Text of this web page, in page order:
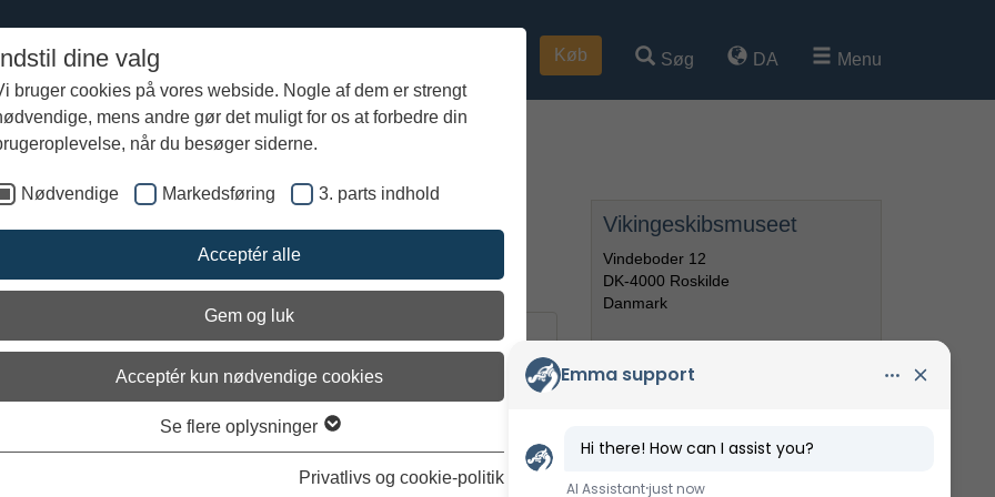
dine valg
bruger cookies på vores webside. Nogle af dem er strengt
mens andre gør det muligt for os at forbedre din
når du besøger siderne.
Nødvendige Markedsføring 3. parts indhold
Acceptér alle
Gem og luk
Acceptér kun nødvendige cookies
Se flere oplysninger
Privatlivs og cookie-politik
Køb Søg DA Menu
personlige oplysninger
felter
og efternavn* Emne*
Besked*
Vikingeskibsmuseet
Vindeboder 12
DK-4000 Roskilde
Danmark
»E-mail